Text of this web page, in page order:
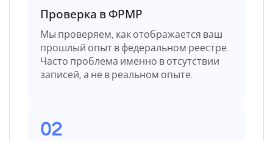
Проверка в ФРМР
Мы проверяем, как отображается ваш
прошлый опыт в федеральном реестре.
Часто проблема именно в отсутствии
записей, а не в реальном опыте.
02